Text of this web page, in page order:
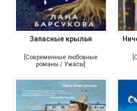
Запасные крылья
[Современные любовные
романы / Ужасы]